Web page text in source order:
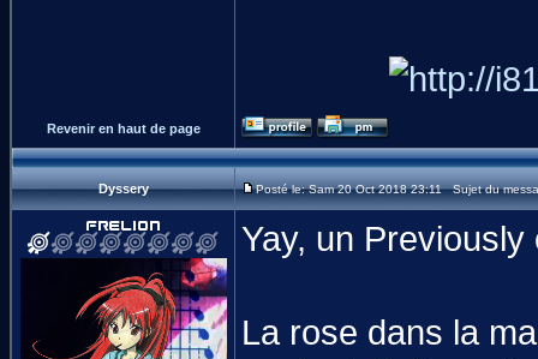
Revenir en haut de page
Dyssery Posté le: Sam 20 Oct 2018 23:11 Sujet du
Yay, un Previously
La rose dans la